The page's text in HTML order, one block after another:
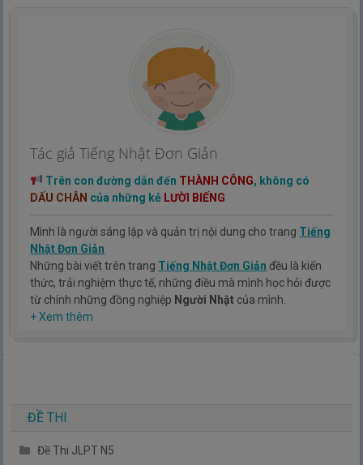
Tác giả Tiếng Nhật Đơn Giản
Trên con đường dẫn đến THÀNH CÔNG, không có
DẤU CHÂN của những kẻ LƯỜI BIẾNG
Mình là người sáng lập và quản trị nội dung cho trang Tiếng
Nhật Đơn Giản
Những bài viết trên trang Tiếng Nhật Đơn Giản đều là kiến
thức, trải nghiệm thực tế, những điều mà mình học hỏi được
từ chính những đồng nghiệp Người Nhật của mình.
Hy vọng rằng kinh nghiệm mà mình có được sẽ giúp các bạn
+ Xem thêm
ĐỀ THI
Đề Thi JLPT N5